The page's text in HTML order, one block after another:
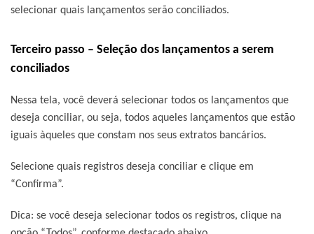
selecionar quais lançamentos serão conciliados.
Terceiro passo – Seleção dos lançamentos a serem
conciliados
Nessa tela, você deverá selecionar todos os lançamentos que
deseja conciliar, ou seja, todos aqueles lançamentos que estão
iguais àqueles que constam nos seus extratos bancários.
Selecione quais registros deseja conciliar e clique em
“Confirma”.
Dica: se você deseja selecionar todos os registros, clique na